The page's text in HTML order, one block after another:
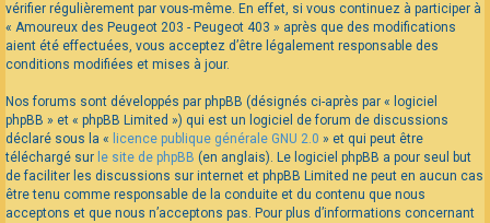
vérifier régulièrement par vous-même. En effet, si vous continuez à participer à
« Amoureux des Peugeot 203 - Peugeot 403 » après que des modifications
aient été effectuées, vous acceptez d’être légalement responsable des
conditions modifiées et mises à jour.
Nos forums sont développés par phpBB (désignés ci-après par « logiciel
phpBB » et « phpBB Limited ») qui est un logiciel de forum de discussions
déclaré sous la « licence publique générale GNU 2.0 » et qui peut être
téléchargé sur le site de phpBB (en anglais). Le logiciel phpBB a pour seul but
de faciliter les discussions sur internet et phpBB Limited ne peut en aucun cas
être tenu comme responsable de la conduite et du contenu que nous
acceptons et que nous n’acceptons pas. Pour plus d’informations concernant